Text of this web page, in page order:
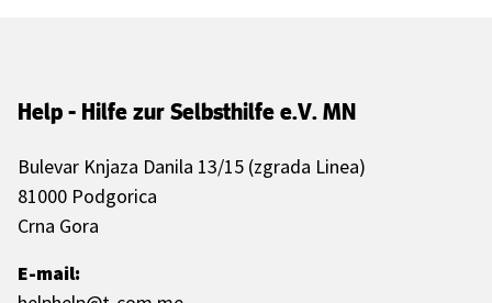
Help - Hilfe zur Selbsthilfe e.V. MN
Bulevar Knjaza Danila 13/15 (zgrada Linea)
81000 Podgorica
Crna Gora
E-mail: